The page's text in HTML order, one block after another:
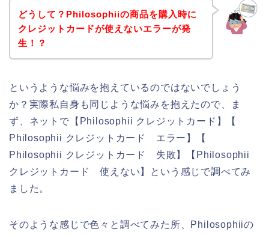
どうして？Philosophiiの商品を購入時に
クレジットカードが使えないエラーが発
生！？
というような悩みを抱えているのではないでしょう
か？実際私自身も同じような悩みを抱えたので、ま
ず、ネットで【Philosophii クレジットカード】【
Philosophii クレジットカード エラー】【
Philosophii クレジットカード 失敗】【Philosophii
クレジットカード 使えない】という感じで調べてみ
ました。
そのような感じで色々と調べてみた所、Philosophiiの